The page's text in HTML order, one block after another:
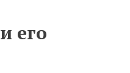
его